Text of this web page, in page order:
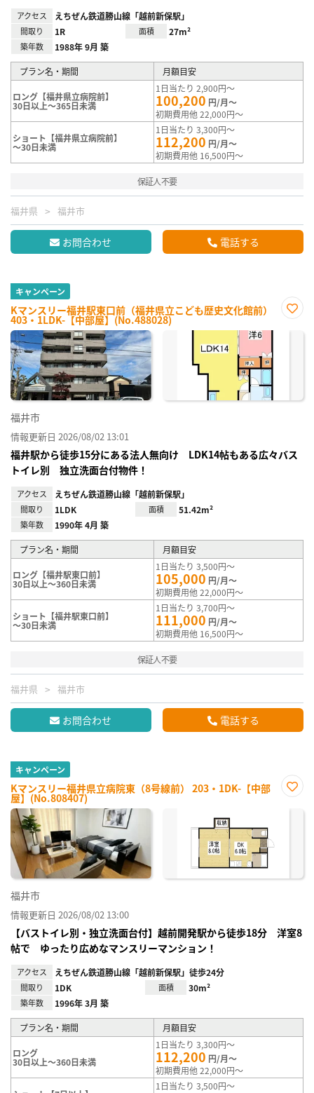
アクセス えちぜん鉄道勝山線「越前新保駅」
間取り 1R 面積 27m²
築年数 1988年 9月 築
プラン名・期間 月額目安
ロング【福井県立病院前】
30日以上～365日未満
1日当たり 2,900円～
100,200 円/月～
初期費用他 22,000円～
ショート【福井県立病院前】
～30日未満
1日当たり 3,300円～
112,200 円/月～
初期費用他 16,500円～
保証人不要
福井県 福井市
お問合わせ 電話する
キャンペーン
Kマンスリー福井駅東口前（福井県立こども歴史文化館前）
403・1LDK-【中部屋】(No.488028)
に入
福井市
情報更新日 2026/08/02 13:01
福井駅から徒歩15分にある法人無向け LDK14帖もある広々バス
トイレ別 独立洗面台付物件！
アクセス えちぜん鉄道勝山線「越前新保駅」
間取り 1LDK 面積 51.42m²
築年数 1990年 4月 築
プラン名・期間 月額目安
ロング【福井駅東口前】
30日以上～360日未満
1日当たり 3,500円～
105,000 円/月～
初期費用他 22,000円～
ショート【福井駅東口前】
～30日未満
1日当たり 3,700円～
111,000 円/月～
初期費用他 16,500円～
保証人不要
福井県 福井市
お問合わせ 電話する
キャンペーン
Kマンスリー福井県立病院東（8号線前） 203・1DK-【中部
屋】(No.808407)
に入
福井市
情報更新日 2026/08/02 13:00
【バストイレ別・独立洗面台付】越前開発駅から徒歩18分 洋室8
帖で ゆったり広めなマンスリーマンション！
アクセス えちぜん鉄道勝山線「越前新保駅」徒歩24分
間取り 1DK 面積 30m²
築年数 1996年 3月 築
プラン名・期間 月額目安
ロング
30日以上～360日未満
1日当たり 3,300円～
112,200 円/月～
初期費用他 22,000円～
1日当たり 3,500円～